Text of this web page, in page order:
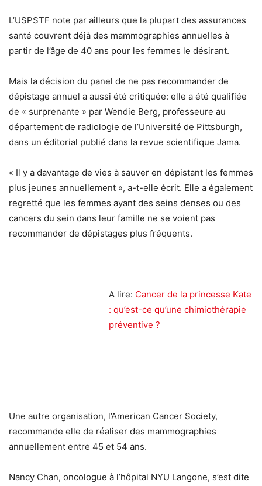
L’USPSTF note par ailleurs que la plupart des assurances
santé couvrent déjà des mammographies annuelles à
partir de l’âge de 40 ans pour les femmes le désirant.
Mais la décision du panel de ne pas recommander de
dépistage annuel a aussi été critiquée: elle a été qualifiée
de « surprenante » par Wendie Berg, professeure au
département de radiologie de l’Université de Pittsburgh,
dans un éditorial publié dans la revue scientifique Jama.
« Il y a davantage de vies à sauver en dépistant les femmes
plus jeunes annuellement », a-t-elle écrit. Elle a également
regretté que les femmes ayant des seins denses ou des
cancers du sein dans leur famille ne se voient pas
recommander de dépistages plus fréquents.
A lire: Cancer de la princesse Kate
: qu’est-ce qu’une chimiothérapie
préventive ?
Une autre organisation, l’American Cancer Society,
recommande elle de réaliser des mammographies
annuellement entre 45 et 54 ans.
Nancy Chan, oncologue à l’hôpital NYU Langone, s’est dite